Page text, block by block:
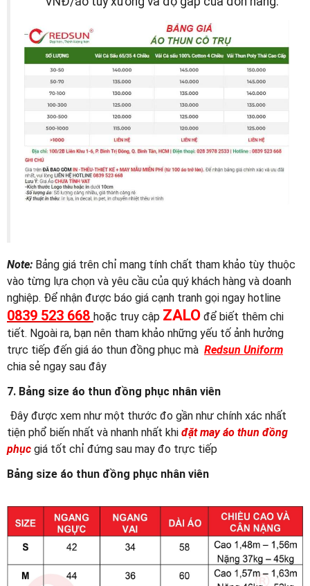
Note: Bảng giá trên chỉ mang tính chất tham khảo tùy thuộc
vào từng lựa chọn và yêu cầu của quý khách hàng và doanh
nghiệp. Để nhận được báo giá cạnh tranh gọi ngay hotline
0839 523 668 hoặc truy cập ZALO để biết thêm chi
tiết. Ngoài ra, bạn nên tham khảo những yếu tố ảnh hưởng
trực tiếp đến giá áo thun đồng phục mà Redsun Uniform
chia sẻ ngay sau đây
7. Bảng size áo thun đồng phục nhân viên
Đây được xem như một thước đo gần như chính xác nhất
tiện phổ biến nhất và nhanh nhất khi đặt may áo thun đồng
phục giá tốt chỉ đứng sau may đo trực tiếp
Bảng size áo thun đồng phục nhân viên